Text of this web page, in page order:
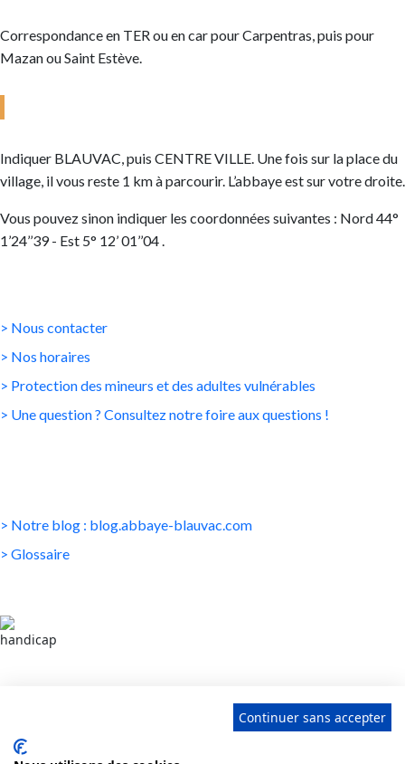
Continuer sans accepter
Correspondance en TER ou en car pour Carpentras, puis pour
Mazan ou Saint Estève.
Indiquer BLAUVAC, puis CENTRE VILLE. Une fois sur la place du
village, il vous reste 1 km à parcourir. L’abbaye est sur votre droite.
Vous pouvez sinon indiquer les coordonnées suivantes : Nord 44°
1’24’’39 - Est 5° 12’ 01’’04 .
> Nous contacter
> Nos horaires
> Protection des mineurs et des adultes vulnérables
> Une question ? Consultez notre foire aux questions !
> Notre blog : blog.abbaye-blauvac.com
> Glossaire